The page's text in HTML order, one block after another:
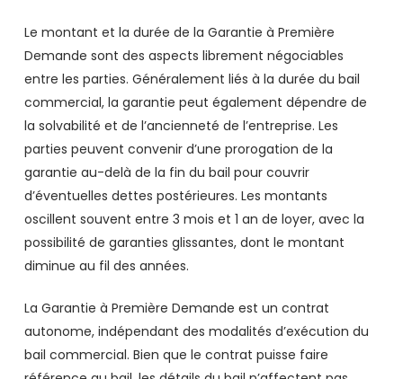
Le montant et la durée de la Garantie à Première
Demande sont des aspects librement négociables
entre les parties. Généralement liés à la durée du bail
commercial, la garantie peut également dépendre de
la solvabilité et de l’ancienneté de l’entreprise. Les
parties peuvent convenir d’une prorogation de la
garantie au-delà de la fin du bail pour couvrir
d’éventuelles dettes postérieures. Les montants
oscillent souvent entre 3 mois et 1 an de loyer, avec la
possibilité de garanties glissantes, dont le montant
diminue au fil des années.
La Garantie à Première Demande est un contrat
autonome, indépendant des modalités d’exécution du
bail commercial. Bien que le contrat puisse faire